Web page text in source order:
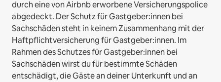
durch eine von Airbnb erworbene Versicherungspolice
abgedeckt. Der Schutz für Gastgeber:innen bei
Sachschäden steht in keinem Zusammenhang mit der
Haftpflichtversicherung für Gastgeber:innen. Im
Rahmen des Schutzes für Gastgeber:innen bei
Sachschäden wirst du für bestimmte Schäden
entschädigt, die Gäste an deiner Unterkunft und an